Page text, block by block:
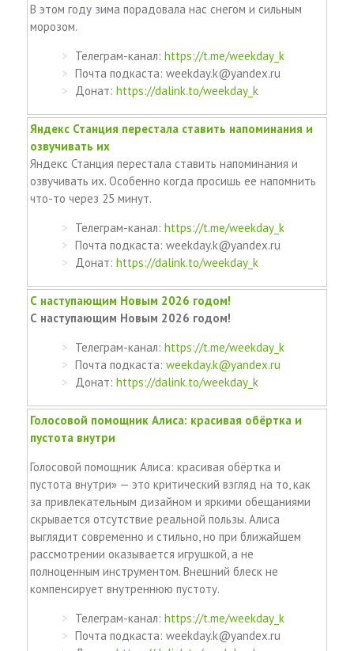
В этом году зима порадовала нас снегом и сильным
морозом.
Телеграм-канал: https://t.me/weekday_k
Почта подкаста: weekday.k@yandex.ru
Донат: https://dalink.to/weekday_k
Яндекс Станция перестала ставить напоминания и
озвучивать их
Яндекс Станция перестала ставить напоминания и
озвучивать их. Особенно когда просишь ее напомнить
что-то через 25 минут.
Телеграм-канал: https://t.me/weekday_k
Почта подкаста: weekday.k@yandex.ru
Донат: https://dalink.to/weekday_k
С наступающим Новым 2026 годом!
С наступающим Новым 2026 годом!
Телеграм-канал: https://t.me/weekday_k
Почта подкаста: weekday.k@yandex.ru
Донат: https://dalink.to/weekday_k
Голосовой помощник Алиса: красивая обёртка и
пустота внутри
Голосовой помощник Алиса: красивая обёртка и
пустота внутри» — это критический взгляд на то, как
за привлекательным дизайном и яркими обещаниями
скрывается отсутствие реальной пользы. Алиса
выглядит современно и стильно, но при ближайшем
рассмотрении оказывается игрушкой, а не
полноценным инструментом. Внешний блеск не
компенсирует внутреннюю пустоту.
Телеграм-канал: https://t.me/weekday_k
Почта подкаста: weekday.k@yandex.ru